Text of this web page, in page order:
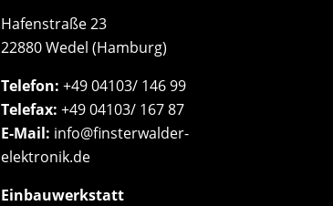
Hafenstraße 23
22880 Wedel (Hamburg)
Telefon: +49 04103/ 146 99
Telefax: +49 04103/ 167 87
E-Mail: info@finsterwalder-
elektronik.de
Einbauwerkstatt